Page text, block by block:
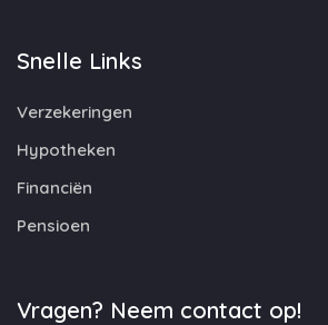
Snelle Links
Verzekeringen
Hypotheken
Financiën
Pensioen
Vragen? Neem contact op!